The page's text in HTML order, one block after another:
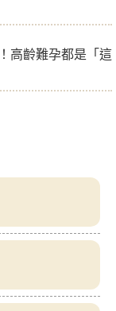
高齡難孕都是「這